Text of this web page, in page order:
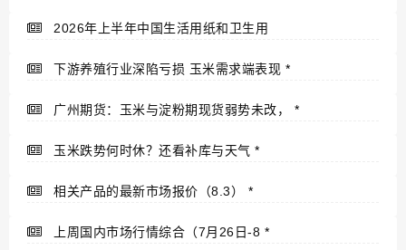
2026年上半年中国生活用纸和卫生用
下游养殖行业深陷亏损 玉米需求端表现 *
广州期货：玉米与淀粉期现货弱势未改， *
玉米跌势何时休？还看补库与天气 *
相关产品的最新市场报价（8.3） *
上周国内市场行情综合（7月26日-8 *